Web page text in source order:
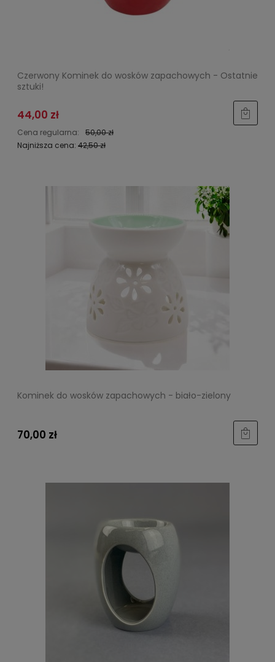
Czerwony Kominek do wosków zapachowych - Ostatnie
sztuki!
44,00 zł
Cena regularna:
50,00 zł
Najniższa cena: 42,50 zł
Kominek do wosków zapachowych - biało-zielony
70,00 zł